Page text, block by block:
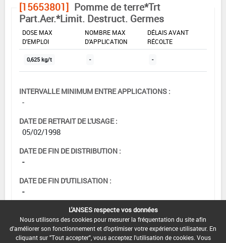
[15653801] Pomme de terre*Trt
Part.Aer.*Limit. Destruct. Germes
DOSE MAX
D'EMPLOI
NOMBRE MAX
D'APPLICATION
DÉLAIS AVANT
RÉCOLTE
0,625 kg/t - -
INTERVALLE MINIMUM ENTRE APPLICATIONS :
-
DATE DE RETRAIT DE L'USAGE :
05/02/1998
DATE DE FIN DE DISTRIBUTION :
-
DATE DE FIN D'UTILISATION :
-
L'ANSES respecte vos données
Nous utilisons des cookies pour mesurer la fréquentation du site afin
d'améliorer son fonctionnement et d'optimiser votre expérience utilisateur. En
cliquant sur "Tout accepter", vous acceptez l'utilisation de cookies. Vous